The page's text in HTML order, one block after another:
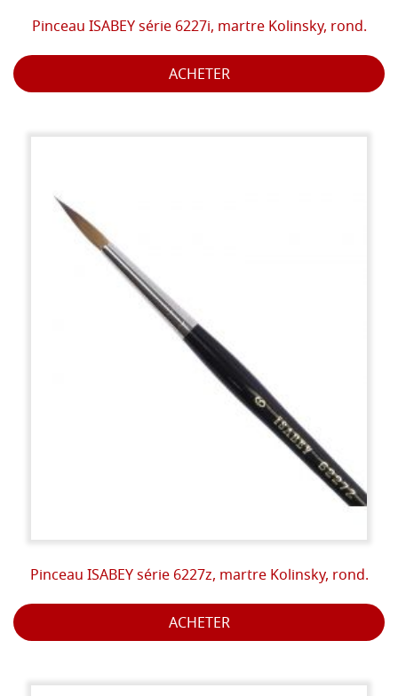
Pinceau ISABEY série 6227i, martre Kolinsky, rond.
ACHETER
Pinceau ISABEY série 6227z, martre Kolinsky, rond.
ACHETER